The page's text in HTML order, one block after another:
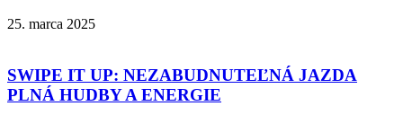
25. marca 2025
SWIPE IT UP: NEZABUDNUTEĽNÁ JAZDA
PLNÁ HUDBY A ENERGIE